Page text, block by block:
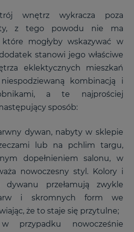
wnętrz wykracza poza
z tego powodu nie ma
mogłyby wskazywać w
stanowi jego właściwe
eklektycznych mieszkań
kombinacją i
a te najprościej
sposób:
dywan, nabyty w sklepie
lub na pchlim targu,
dopełnieniem salonu, w
nowoczesny styl. Kolory i
dywanu przełamują zwykle
i skromnych form we
że to staje się przytulne;
przypadku nowocześnie